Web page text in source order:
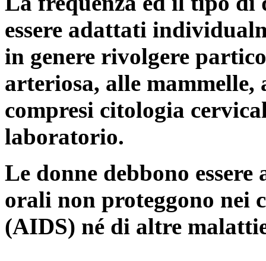
essere adattati
in genere rivolgere
arteriosa, alle mammelle,
compresi citologia
laboratorio.
Le donne debbono
orali non proteggono nei
(AIDS) né di altre